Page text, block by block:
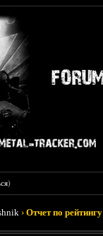
)
›Отчет по рейтингу